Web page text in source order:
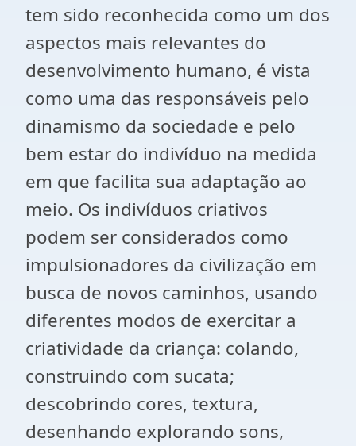
tem sido reconhecida como um dos
aspectos mais relevantes do
desenvolvimento humano, é vista
como uma das responsáveis pelo
dinamismo da sociedade e pelo
bem estar do indivíduo na medida
em que facilita sua adaptação ao
meio. Os indivíduos criativos
podem ser considerados como
impulsionadores da civilização em
busca de novos caminhos, usando
diferentes modos de exercitar a
criatividade da criança: colando,
construindo com sucata;
descobrindo cores, textura,
desenhando explorando sons,